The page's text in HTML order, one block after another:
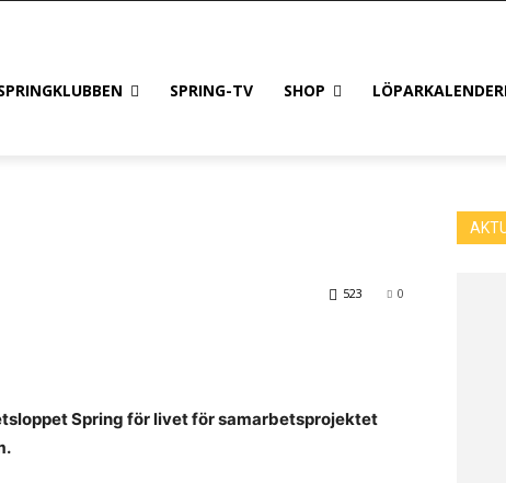
SPRING-TV SHOP
0
523
Spring för livet för samarbetsprojektet